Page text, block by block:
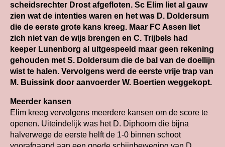
scheidsrechter Drost afgefloten. Sc Elim liet al gauw
zien wat de intenties waren en het was D. Doldersum
die de eerste grote kans kreeg. Maar FC Assen liet
zich niet van de wijs brengen en C. Trijbels had
keeper Lunenborg al uitgespeeld maar geen rekening
gehouden met S. Doldersum die de bal van de doellijn
wist te halen. Vervolgens werd de eerste vrije trap van
M. Buissink door aanvoerder W. Boertien weggekopt.
Meerder kansen
Elim kreeg vervolgens meerdere kansen om de score te
openen. Uiteindelijk was het D. Diphoorn die bijna
halverwege de eerste helft de 1-0 binnen schoot